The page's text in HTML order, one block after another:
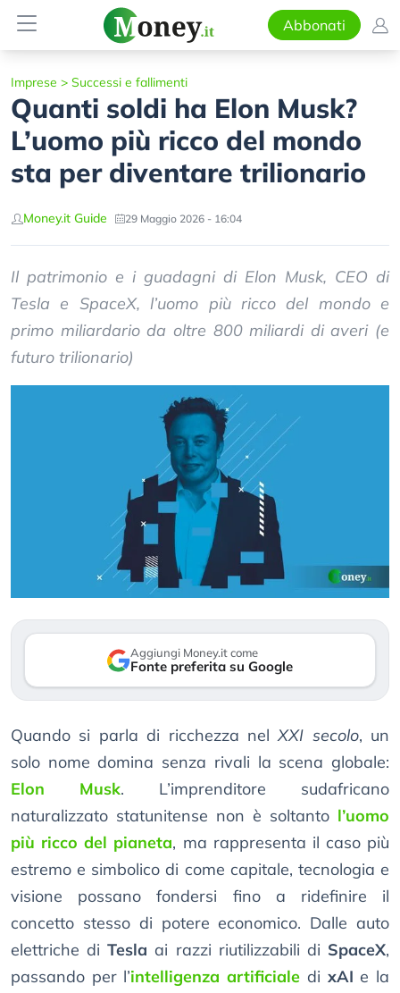
Abbonati
Imprese > Successi e fallimenti
Quanti soldi ha Elon Musk?
L’uomo più ricco del mondo
sta per diventare trilionario
Money.it Guide 29 Maggio 2026 - 16:04
Il patrimonio e i guadagni di Elon Musk, CEO di
Tesla e SpaceX, l’uomo più ricco del mondo e
primo miliardario da oltre 800 miliardi di averi (e
futuro trilionario)
Aggiungi Money.it come
Fonte preferita su Google
Quando si parla di ricchezza nelXXI secolo, un
solo nome domina senza rivali la scena globale:
Elon Musk. L’imprenditore sudafricano
naturalizzato statunitense non è soltanto l’uomo
più ricco del pianeta, ma rappresenta il caso più
estremo e simbolico di come capitale, tecnologia e
visione possano fondersi fino a ridefinire il
concetto stesso di potere economico. Dalle auto
elettriche diTesla ai razzi riutilizzabili di SpaceX,
passando per l’intelligenza artificiale di xAI e la